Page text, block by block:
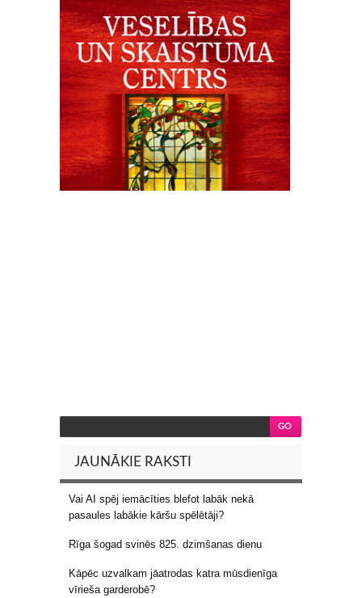
JAUNĀKIE RAKSTI
Vai AI spēj iemācīties blefot labāk nekā
pasaules labākie kāršu spēlētāji?
Rīga šogad svinēs 825. dzimšanas dienu
Kāpēc uzvalkam jāatrodas katra mūsdienīga
vīrieša garderobē?